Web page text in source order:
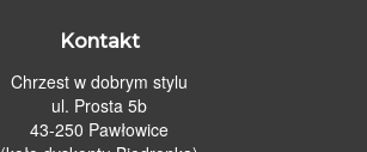
Kontakt
Chrzest w dobrym stylu
ul. Prosta 5b
43-250 Pawłowice